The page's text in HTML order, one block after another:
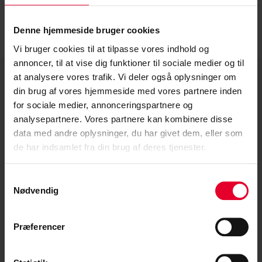
Denne hjemmeside bruger cookies
Vi bruger cookies til at tilpasse vores indhold og
annoncer, til at vise dig funktioner til sociale medier og til
at analysere vores trafik. Vi deler også oplysninger om
din brug af vores hjemmeside med vores partnere inden
for sociale medier, annonceringspartnere og
analysepartnere. Vores partnere kan kombinere disse
data med andre oplysninger, du har givet dem, eller som
de har indsamlet fra din brug af deres tjenester.
Nødvendig
Præferencer
LÆS MERE »
Kontakt CS
Fre: 9:30-14:00
Mail:cs@cs.dk